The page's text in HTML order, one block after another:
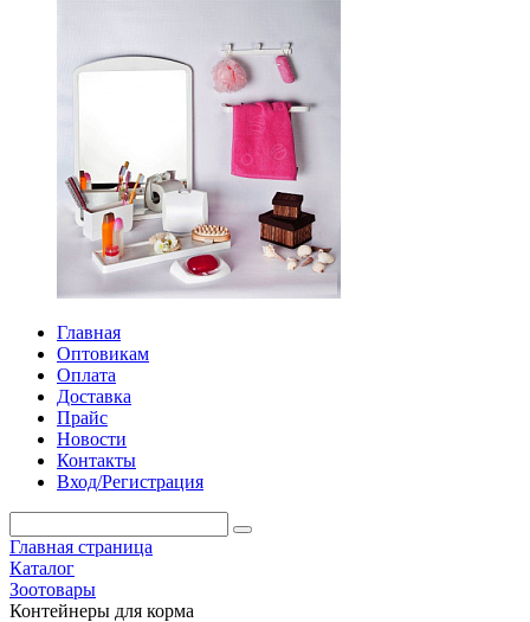
Главная
Оптовикам
Оплата
Доставка
Прайс
Новости
Контакты
Вход/Регистрация
Главная страница
Каталог
Зоотовары
Контейнеры для корма